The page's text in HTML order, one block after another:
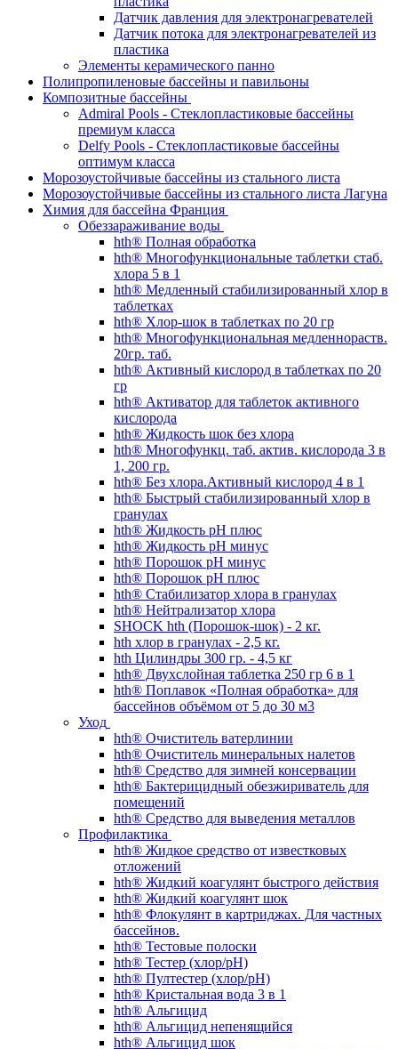
Датчик давления для электронагревателей
Датчик потока для электронагревателей из
пластика
Элементы керамического панно
Полипропиленовые бассейны и павильоны
Композитные бассейны
Admiral Pools - Стеклопластиковые бассейны
премиум класса
Delfy Pools - Стеклопластиковые бассейны
оптимум класса
Морозоустойчивые бассейны из стального листа
Морозоустойчивые бассейны из стального листа Лагуна
Химия для бассейна Франция
Обеззараживание воды
hth® Полная обработка
hth® Многофункциональные таблетки стаб.
хлора 5 в 1
hth® Медленный стабилизированный хлор в
таблетках
hth® Хлор-шок в таблетках по 20 гр
hth® Многофункциональная медленнораств.
20гр. таб.
hth® Активный кислород в таблетках по 20
гр
hth® Активатор для таблеток активного
кислорода
hth® Жидкость шок без хлора
hth® Многофункц. таб. актив. кислорода 3 в
1, 200 гр.
hth® Без хлора.Активный кислород 4 в 1
hth® Быстрый стабилизированный хлор в
гранулах
hth® Жидкость pH плюс
hth® Жидкость pH минус
hth® Порошок pH минус
hth® Порошок pH плюс
hth® Стабилизатор хлора в гранулах
hth® Нейтрализатор хлора
SHOCK hth (Порошок-шок) - 2 кг.
hth хлор в гранулах - 2,5 кг.
hth Цилиндры 300 гр. - 4,5 кг
hth® Двухслойная таблетка 250 гр 6 в 1
hth® Поплавок «Полная обработка» для
бассейнов объёмом от 5 до 30 м3
Уход
hth® Очиститель ватерлинии
hth® Очиститель минеральных налетов
hth® Средство для зимней консервации
hth® Бактерицидный обезжириватель для
помещений
hth® Средство для выведения металлов
Профилактика
hth® Жидкое средство от известковых
отложений
hth® Жидкий коагулянт быстрого действия
hth® Жидкий коагулянт шок
hth® Флокулянт в картриджах. Для частных
бассейнов.
hth® Тестовые полоски
hth® Тестер (хлор/pH)
hth® Пултестер (хлор/pH)
hth® Кристальная вода 3 в 1
hth® Альгицид
hth® Альгицид непенящийся
hth® Альгицид шок